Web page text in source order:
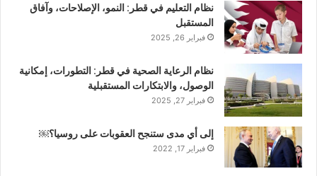
نظام التعليم في قطر: النمو، الإصلاحات، وآفاق
المستقبل
فبراير 26, 2025
نظام الرعاية الصحية في قطر: التطورات، إمكانية
الوصول، والابتكارات المستقبلية
فبراير 27, 2025
إلى أي مدى ستنجح العقوبات على روسيا؟￼
فبراير 17, 2022